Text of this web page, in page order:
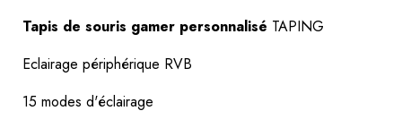
Tapis de souris gamer personnalisé TAPING
Eclairage périphérique RVB
15 modes d'éclairage